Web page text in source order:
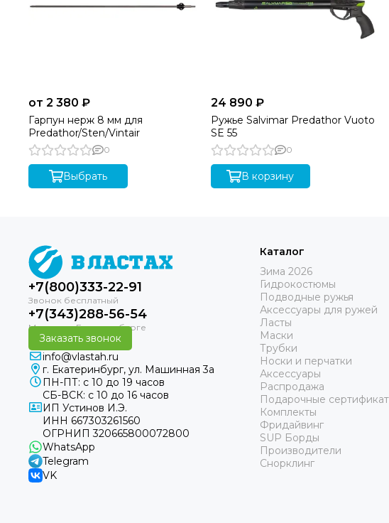
от 2 380 ₽
Гарпун нерж 8 мм для
Predathor/Sten/Vintair
0
Выбрать
24 890 ₽
Ружье Salvimar Predathor Vuoto
SE 55
0
В корзину
+7(800)333-22-91
+7(343)288-56-54
Заказать звонок
info@vlastah.ru
г. Екатеринбург, ул. Машинная 3а
ПН-ПТ: с 10 до 19 часов
СБ-ВСК: с 10 до 16 часов
ИП Устинов И.Э.
ИНН 667303261560
ОГРНИП 320665800072800
WhatsApp
Telegram
VK
Каталог
Зима 2026
Гидрокостюмы
Подводные ружья
Аксессуары для ружей
Ласты
Маски
Трубки
Носки и перчатки
Аксессуары
Распродажа
Подарочные
Комплекты
Фридайвинг
SUP Борды
Производители
Снорклинг